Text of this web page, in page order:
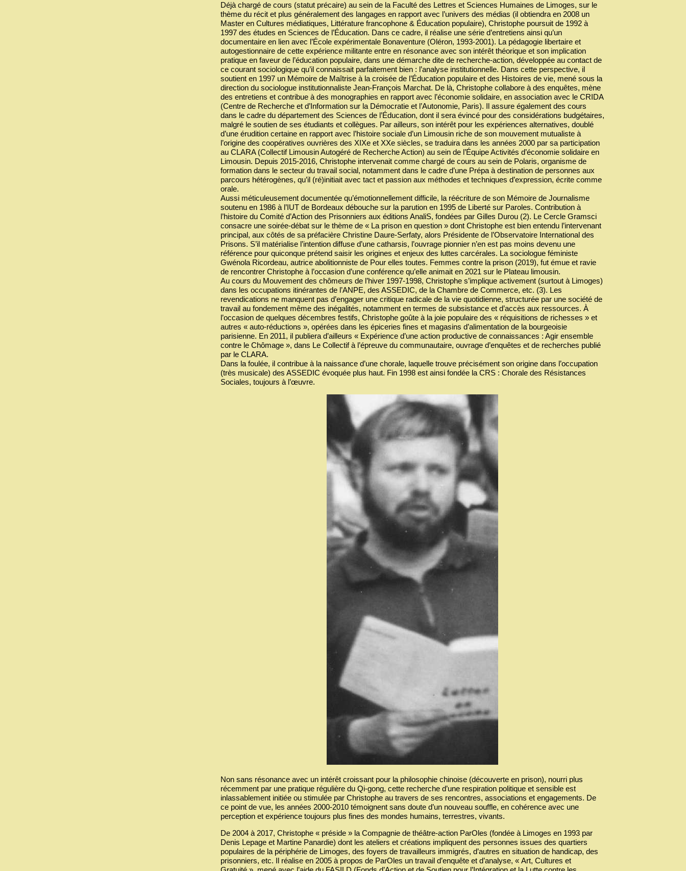
Déjà chargé de cours (statut précaire) au sein de la Faculté des Lettres et Sciences Humaines de Limoges, sur le
thème du récit et plus généralement des langages en rapport avec l’univers des médias (il obtiendra en 2008 un
Master en Cultures médiatiques, Littérature francophone & Éducation populaire), Christophe poursuit de 1992 à
1997 des études en Sciences de l’Éducation. Dans ce cadre, il réalise une série d’entretiens ainsi qu’un
documentaire en lien avec l’École expérimentale Bonaventure (Oléron, 1993-2001). La pédagogie libertaire et
autogestionnaire de cette expérience militante entre en résonance avec son intérêt théorique et son implication
pratique en faveur de l’éducation populaire, dans une démarche dite de recherche-action, développée au contact de
ce courant sociologique qu’il connaissait parfaitement bien : l’analyse institutionnelle. Dans cette perspective, il
soutient en 1997 un Mémoire de Maîtrise à la croisée de l’Éducation populaire et des Histoires de vie, mené sous la
direction du sociologue institutionnaliste Jean-François Marchat. De là, Christophe collabore à des enquêtes, mène
des entretiens et contribue à des monographies en rapport avec l’économie solidaire, en association avec le CRIDA
(Centre de Recherche et d’Information sur la Démocratie et l’Autonomie, Paris). Il assure également des cours
dans le cadre du département des Sciences de l’Éducation, dont il sera évincé pour des considérations budgétaires,
malgré le soutien de ses étudiants et collègues. Par ailleurs, son intérêt pour les expériences alternatives, doublé
d’une érudition certaine en rapport avec l’histoire sociale d’un Limousin riche de son mouvement mutualiste à
l’origine des coopératives ouvrières des XIXe et XXe siècles, se traduira dans les années 2000 par sa participation
au CLARA (Collectif Limousin Autogéré de Recherche Action) au sein de l’Équipe Activités d’économie solidaire en
Limousin. Depuis 2015-2016, Christophe intervenait comme chargé de cours au sein de Polaris, organisme de
formation dans le secteur du travail social, notamment dans le cadre d’une Prépa à destination de personnes aux
parcours hétérogènes, qu’il (ré)initiait avec tact et passion aux méthodes et techniques d’expression, écrite comme
orale.
Aussi méticuleusement documentée qu’émotionnellement difficile, la réécriture de son Mémoire de Journalisme
soutenu en 1986 à l’IUT de Bordeaux débouche sur la parution en 1995 de Liberté sur Paroles. Contribution à
l’histoire du Comité d’Action des Prisonniers aux éditions AnaliS, fondées par Gilles Durou (2). Le Cercle Gramsci
consacre une soirée-débat sur le thème de « La prison en question » dont Christophe est bien entendu l’intervenant
principal, aux côtés de sa préfacière Christine Daure-Serfaty, alors Présidente de l’Observatoire International des
Prisons. S’il matérialise l’intention diffuse d’une catharsis, l’ouvrage pionnier n’en est pas moins devenu une
référence pour quiconque prétend saisir les origines et enjeux des luttes carcérales. La sociologue féministe
Gwénola Ricordeau, autrice abolitionniste de Pour elles toutes. Femmes contre la prison (2019), fut émue et ravie
de rencontrer Christophe à l’occasion d’une conférence qu’elle animait en 2021 sur le Plateau limousin.
Au cours du Mouvement des chômeurs de l’hiver 1997-1998, Christophe s’implique activement (surtout à Limoges)
dans les occupations itinérantes de l’ANPE, des ASSEDIC, de la Chambre de Commerce, etc. (3). Les
revendications ne manquent pas d’engager une critique radicale de la vie quotidienne, structurée par une société de
travail au fondement même des inégalités, notamment en termes de subsistance et d’accès aux ressources. À
l’occasion de quelques décembres festifs, Christophe goûte à la joie populaire des « réquisitions de richesses » et
autres « auto-réductions », opérées dans les épiceries fines et magasins d’alimentation de la bourgeoisie
parisienne. En 2011, il publiera d’ailleurs « Expérience d’une action productive de connaissances : Agir ensemble
contre le Chômage », dans Le Collectif à l’épreuve du communautaire, ouvrage d’enquêtes et de recherches publié
par le CLARA.
Dans la foulée, il contribue à la naissance d’une chorale, laquelle trouve précisément son origine dans l’occupation
(très musicale) des ASSEDIC évoquée plus haut. Fin 1998 est ainsi fondée la CRS : Chorale des Résistances
Sociales, toujours à l’œuvre.
Non sans résonance avec un intérêt croissant pour la philosophie chinoise (découverte en prison), nourri plus
récemment par une pratique régulière du Qi-gong, cette recherche d’une respiration politique et sensible est
inlassablement initiée ou stimulée par Christophe au travers de ses rencontres, associations et engagements. De
ce point de vue, les années 2000-2010 témoignent sans doute d’un nouveau souffle, en cohérence avec une
perception et expérience toujours plus fines des mondes humains, terrestres, vivants.
De 2004 à 2017, Christophe « préside » la Compagnie de théâtre-action ParOles (fondée à Limoges en 1993 par
Denis Lepage et Martine Panardie) dont les ateliers et créations impliquent des personnes issues des quartiers
populaires de la périphérie de Limoges, des foyers de travailleurs immigrés, d’autres en situation de handicap, des
prisonniers, etc. Il réalise en 2005 à propos de ParOles un travail d’enquête et d’analyse, « Art, Cultures et